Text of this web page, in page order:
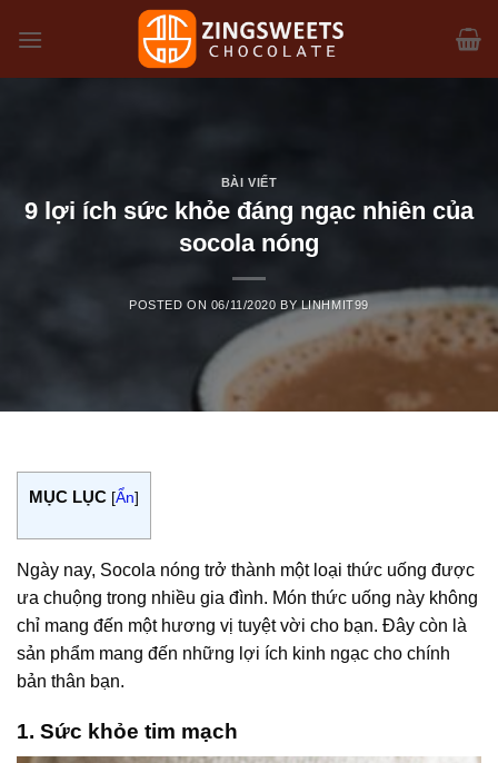
BÀI VIẾT
9 lợi ích sức khỏe đáng ngạc nhiên của
socola nóng
POSTED ON 06/11/2020 BYLINHMIT99
MỤC LỤC [Ẩn]
Ngày nay, Socola nóng trở thành một loại thức uống được
ưa chuộng trong nhiều gia đình. Món thức uống này không
chỉ mang đến một hương vị tuyệt vời cho bạn. Đây còn là
sản phẩm mang đến những lợi ích kinh ngạc cho chính
bản thân bạn.
1. Sức khỏe tim mạch